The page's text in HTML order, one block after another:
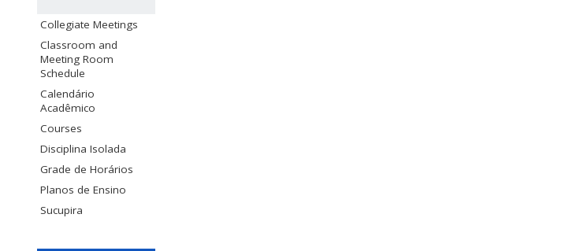
Collegiate Meetings
Classroom and
Meeting Room
Schedule
Calendário
Acadêmico
Courses
Disciplina Isolada
Grade de Horários
Planos de Ensino
Sucupira